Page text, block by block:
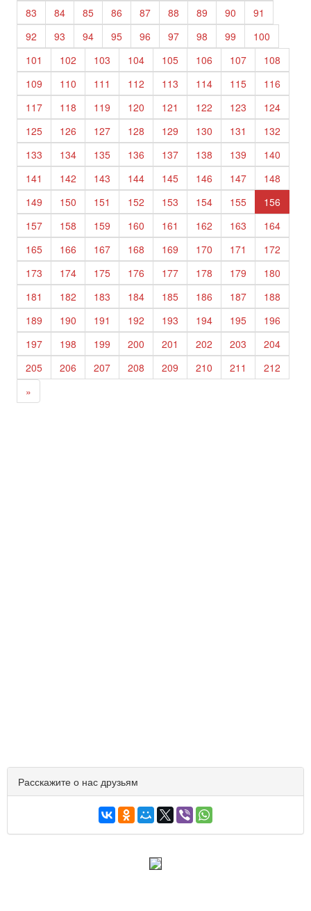
83 84 85 86 87 88 89 90
91
92
93 94 95 96 97 98 99
100
101
102 103 104 105 106 107
108
109
110 111 112 113 114 115
116
117
118 119 120 121 122 123
124
125
126 127 128 129 130 131
132
133
134 135 136 137 138 139
140
141
142 143 144 145 146 147
148
149
150 151 152 153 154 155
156
157
158 159 160 161 162 163
164
165
166 167 168 169 170 171
172
173
174 175 176 177 178 179
180
181
182 183 184 185 186 187
188
189
190 191 192 193 194 195
196
197
198 199 200 201 202 203
204
205
206 207 208 209 210 211
212
»
Расскажите о нас друзьям